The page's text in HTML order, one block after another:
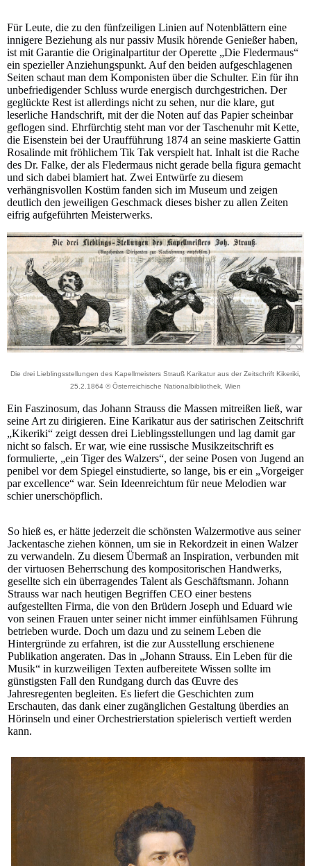
Für Leute, die zu den fünfzeiligen Linien auf Notenblättern eine
innigere Beziehung als nur passiv Musik hörende Genießer haben,
ist mit Garantie die Originalpartitur der Operette „Die Fledermaus“
ein spezieller Anziehungspunkt. Auf den beiden aufgeschlagenen
Seiten schaut man dem Komponisten über die Schulter. Ein für ihn
unbefriedigender Schluss wurde energisch durchgestrichen. Der
geglückte Rest ist allerdings nicht zu sehen, nur die klare, gut
leserliche Handschrift, mit der die Noten auf das Papier scheinbar
geflogen sind. Ehrfürchtig steht man vor der Taschenuhr mit Kette,
die Eisenstein bei der Uraufführung 1874 an seine maskierte Gattin
Rosalinde mit fröhlichem Tik Tak verspielt hat. Inhalt ist die Rache
des Dr. Falke, der als Fledermaus nicht gerade bella figura gemacht
und sich dabei blamiert hat. Zwei Entwürfe zu diesem
verhängnisvollen Kostüm fanden sich im Museum und zeigen
deutlich den jeweiligen Geschmack dieses bisher zu allen Zeiten
eifrig aufgeführten Meisterwerks.
Die drei Lieblingsstellungen des Kapellmeisters Strauß Karikatur aus der Zeitschrift Kikeriki,
25.2.1864 © Österreichische Nationalbibliothek, Wien
Ein Faszinosum, das Johann Strauss die Massen mitreißen ließ, war
seine Art zu dirigieren. Eine Karikatur aus der satirischen Zeitschrift
„Kikeriki“ zeigt dessen drei Lieblingsstellungen und lag damit gar
nicht so falsch. Er war, wie eine russische Musikzeitschrift es
formulierte, „ein Tiger des Walzers“, der seine Posen von Jugend an
penibel vor dem Spiegel einstudierte, so lange, bis er ein „Vorgeiger
par excellence“ war. Sein Ideenreichtum für neue Melodien war
schier unerschöpflich.
So hieß es, er hätte jederzeit die schönsten Walzermotive aus seiner
Jackentasche ziehen können, um sie in Rekordzeit in einen Walzer
zu verwandeln. Zu diesem Übermaß an Inspiration, verbunden mit
der virtuosen Beherrschung des kompositorischen Handwerks,
gesellte sich ein überragendes Talent als Geschäftsmann. Johann
Strauss war nach heutigen Begriffen CEO einer bestens
aufgestellten Firma, die von den Brüdern Joseph und Eduard wie
von seinen Frauen unter seiner nicht immer einfühlsamen Führung
betrieben wurde. Doch um dazu und zu seinem Leben die
Hintergründe zu erfahren, ist die zur Ausstellung erschienene
Publikation angeraten. Das in „Johann Strauss. Ein Leben für die
Musik“ in kurzweiligen Texten aufbereitete Wissen sollte im
günstigsten Fall den Rundgang durch das Œuvre des
Jahresregenten begleiten. Es liefert die Geschichten zum
Erschauten, das dank einer zugänglichen Gestaltung überdies an
Hörinseln und einer Orchestrierstation spielerisch vertieft werden
kann.